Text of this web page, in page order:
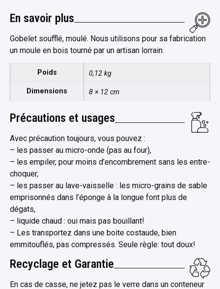
En savoir plus
Gobelet soufflé, moulé. Nous utilisons pour sa fabrication
un moule en bois tourné par un artisan lorrain.
Poids 0,12 kg
Dimensions 8 × 12 cm
Précautions et usages
Avec précaution toujours, vous pouvez :
– les passer au micro-onde (pas au four),
– les empiler, pour moins d’encombrement sans les entre-
choquer,
– les passer au lave-vaisselle : les micro-grains de sable
emprisonnés dans l’éponge à la longue font plus de
dégats,
– liquide chaud : oui mais pas bouillant!
– Les transportez dans une boite costaude, bien
emmitouflés, pas compressés. Seule règle: tout doux!
Recyclage et Garantie
En cas de casse, ne jetez pas le verre dans un conteneur